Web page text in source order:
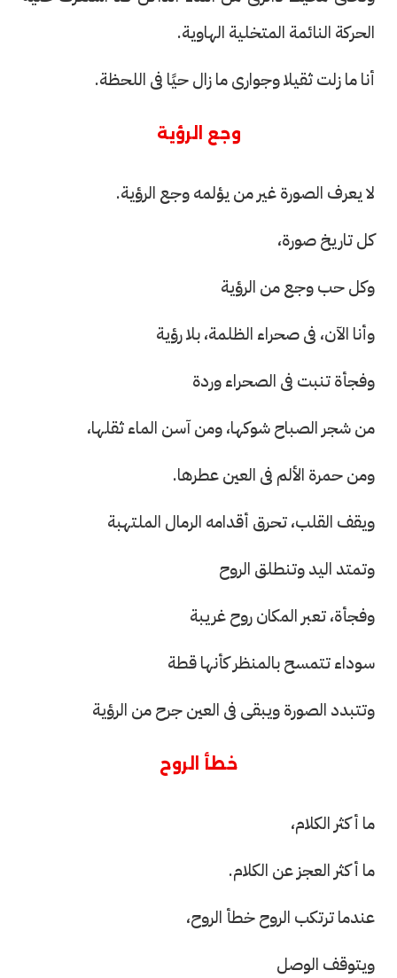
الحركة النائمة المتخلية الهاوية.
أنا ما زلت ثقيلا وجوارى ما زال حيًا فى اللحظة.
وجع الرؤية
لا يعرف الصورة غير من يؤلمه وجع الرؤية.
كل تاريخ صورة،
وكل حب وجع من الرؤية
وأنا الآن، فى صحراء الظلمة، بلا رؤية
وفجأة تنبت فى الصحراء وردة
من شجر الصباح شوكها، ومن آسن الماء ثقلها،
ومن حمرة الألم فى العين عطرها.
ويقف القلب، تحرق أقدامه الرمال الملتهبة
وتمتد اليد وتنطلق الروح
وفجأة، تعبر المكان روح غريبة
سوداء تتمسح بالمنظر كأنها قطة
وتتبدد الصورة ويبقى فى العين جرح من الرؤية
خطأ الروح
ما أكثر الكلام،
ما أكثر العجز عن الكلام.
عندما ترتكب الروح خطأ الروح،
ويتوقف الوصل